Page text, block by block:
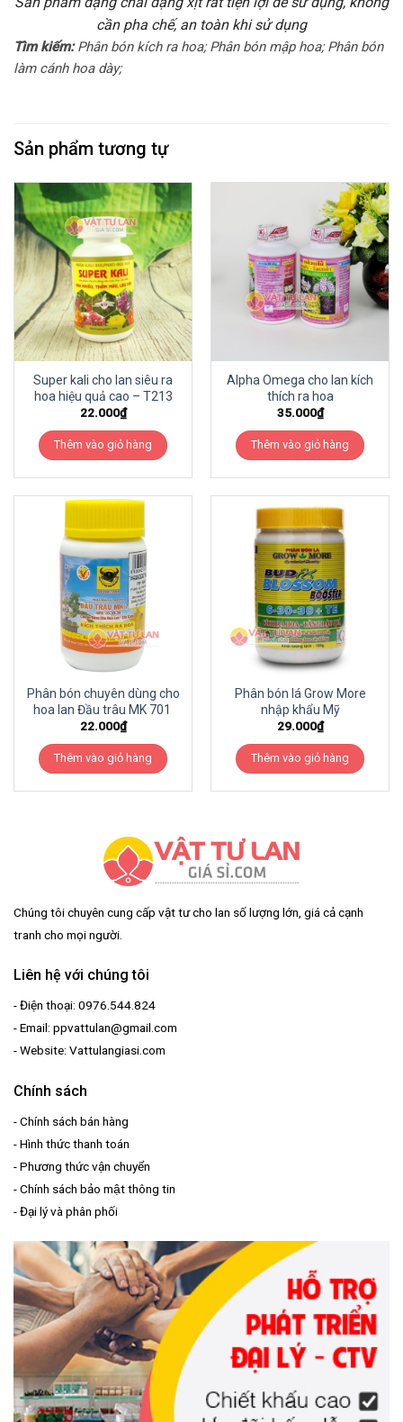
cần pha chế, an toàn khi sử dụng
Tìm kiếm:Phân bón kích ra hoa; Phân bón mập hoa; Phân bón
làm cánh hoa dày;
Sản phẩm tương tự
Super kali cho lan siêu ra
hoa hiệu quả cao – T213
22.000₫
Thêm vào giỏ hàng
Alpha Omega cho lan kích
thích ra hoa
35.000₫
Thêm vào giỏ hàng
Phân bón chuyên dùng cho
hoa lan Đầu trâu MK 701
22.000₫
Thêm vào giỏ hàng
Phân bón lá Grow More
nhập khẩu Mỹ
29.000₫
Thêm vào giỏ hàng
Chúng tôi chuyên cung cấp vật tư cho lan số lượng lớn, giá cả cạnh
tranh cho mọi người.
Liên hệ với chúng tôi
- Điện thoại: 0976.544.824
- Email: ppvattulan@gmail.com
- Website: Vattulangiasi.com
Chính sách
-Chính sách bán hàng
-Hình thức thanh toán
-Phương thức vận chuyển
-Chính sách bảo mật thông tin
-Đại lý và phân phối